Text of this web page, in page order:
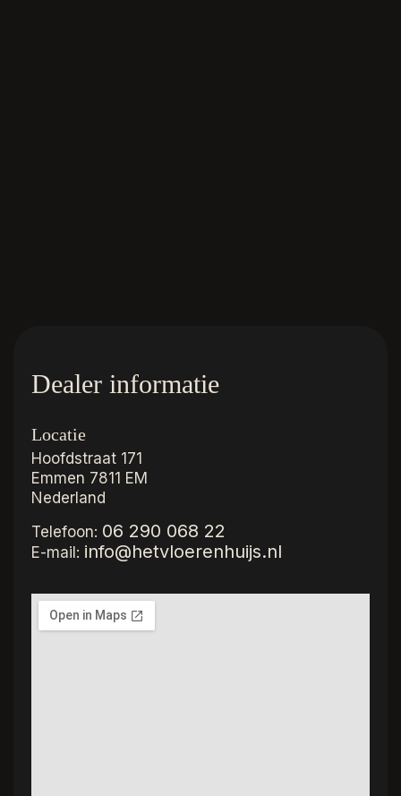
Dealer informatie
Locatie
Hoofdstraat 171
Emmen 7811 EM
Nederland
Telefoon: 06 290 068 22
E-mail: info@hetvloerenhuijs.nl